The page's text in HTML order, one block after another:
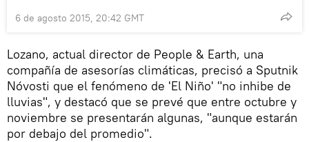
6 de agosto 2015, 20:42 GMT
Lozano, actual director de People & Earth, una
compañía de asesorías climáticas, precisó a Sputnik
Nóvosti que el fenómeno de 'El Niño' "no inhibe de
lluvias", y destacó que se prevé que entre octubre y
noviembre se presentarán algunas, "aunque estarán
por debajo del promedio".